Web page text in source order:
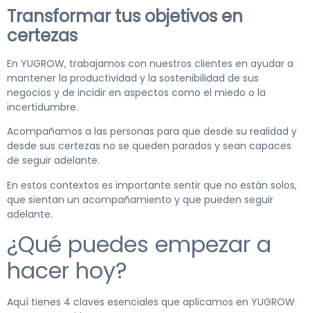
Transformar tus objetivos en
certezas
En YUGROW, trabajamos con nuestros clientes en ayudar a
mantener la productividad y la sostenibilidad de sus
negocios y de incidir en aspectos como el miedo o la
incertidumbre.
Acompañamos a las personas para que desde su realidad y
desde sus certezas no se queden parados y sean capaces
de seguir adelante.
En estos contextos es importante sentir que no están solos,
que sientan un acompañamiento y que pueden seguir
adelante.
¿Qué puedes empezar a
hacer hoy?
Aquí tienes 4 claves esenciales que aplicamos en YUGROW